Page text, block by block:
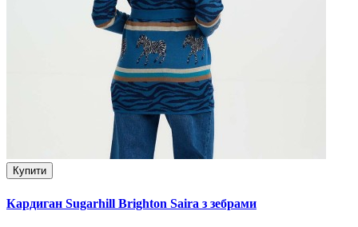
Купити
Кардиган Sugarhill Brighton Saira з зебрами